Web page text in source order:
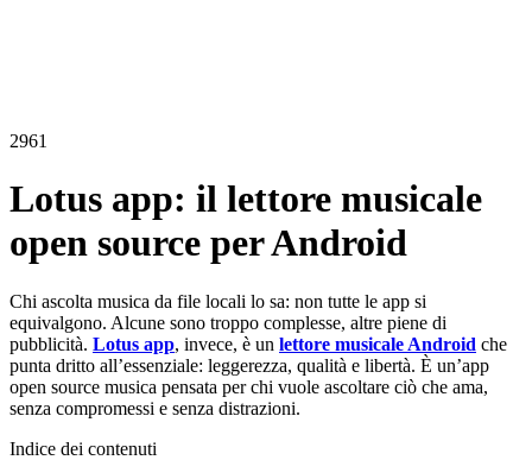
2961
Lotus app: il lettore musicale
open source per Android
Chi ascolta musica da file locali lo sa: non tutte le app si
equivalgono. Alcune sono troppo complesse, altre piene di
pubblicità. Lotus app, invece, è un lettore musicale Android che
punta dritto all’essenziale: leggerezza, qualità e libertà. È un’app
open source musica pensata per chi vuole ascoltare ciò che ama,
senza compromessi e senza distrazioni.
Indice dei contenuti